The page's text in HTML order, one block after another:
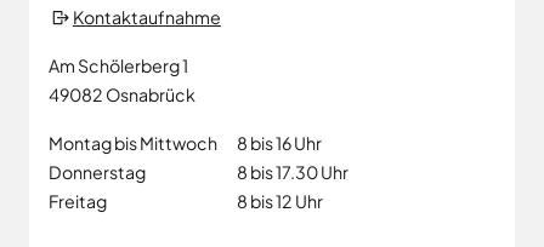
Kontaktaufnahme
Am Schölerberg 1
49082 Osnabrück
Montag bis Mittwoch
8 bis 16 Uhr
Donnerstag
8 bis 17.30 Uhr
Freitag
8 bis 12 Uhr